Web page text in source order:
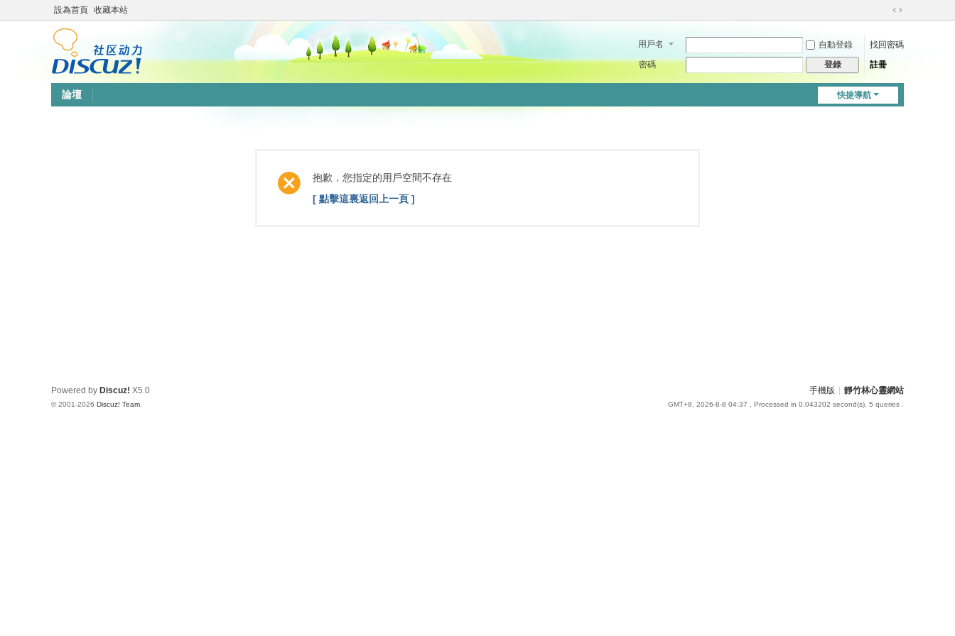
設為首頁 收藏本站
切
到
用戶名 自動登錄
找回密碼
密碼
登錄 註冊
快捷導航
論壇
抱歉，您指定的用戶空間不存在
[ 點擊這裏返回上一頁 ]
手機版 靜竹林心靈網站
GMT+8, 2026-8-8 04:37 , Processed in 0.043202 second(s), 5 queries .
Powered by Discuz! X5.0
© 2001-2026 Discuz! Team